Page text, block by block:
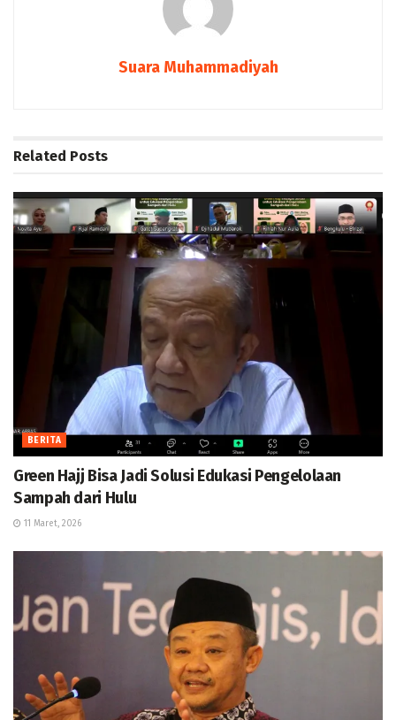
Suara Muhammadiyah
Related Posts
BERITA
Green Hajj Bisa Jadi Solusi Edukasi Pengelolaan
Sampah dari Hulu
11 Maret, 2026